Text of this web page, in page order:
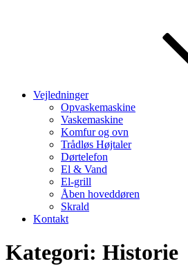
Vejledninger
Opvaskemaskine
Vaskemaskine
Komfur og ovn
Trådløs Højtaler
Dørtelefon
El & Vand
El-grill
Åben hoveddøren
Skrald
Kontakt
Kategori: Historie